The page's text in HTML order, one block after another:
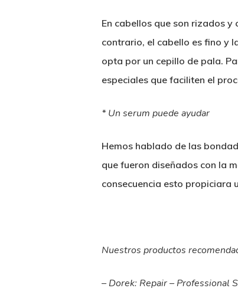
En cabellos que son rizados
contrario, el cabello es fino y
opta por un cepillo de pala.
especiales que faciliten el
* Un serum puede ayudar
Hemos hablado de las
que fueron diseñados con la
consecuencia esto propiciara
Nuestros productos
– Dorek: Repair – Professional